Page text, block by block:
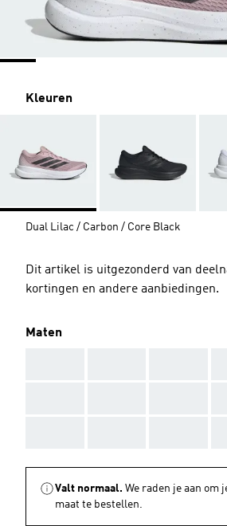
Kleuren
Dual Lilac / Carbon / Core Black
Dit artikel is uitgezonderd van
kortingen en andere aanbiedingen.
Maten
Valt normaal. We raden je aan om
maat te bestellen.